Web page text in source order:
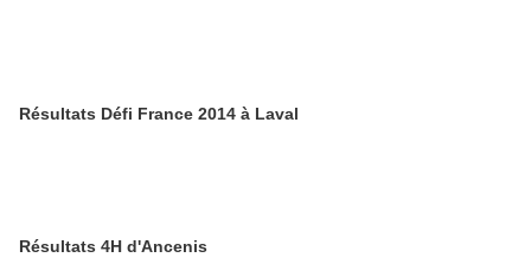
Résultats Défi France 2014 à Laval
Résultats 4H d'Ancenis